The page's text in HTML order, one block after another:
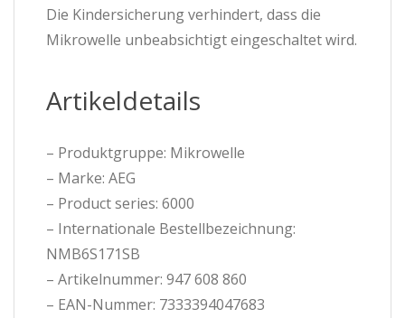
Die Kindersicherung verhindert, dass die
Mikrowelle unbeabsichtigt eingeschaltet wird.
Artikeldetails
– Produktgruppe: Mikrowelle
– Marke: AEG
– Product series: 6000
– Internationale Bestellbezeichnung:
NMB6S171SB
– Artikelnummer: 947 608 860
– EAN-Nummer: 7333394047683